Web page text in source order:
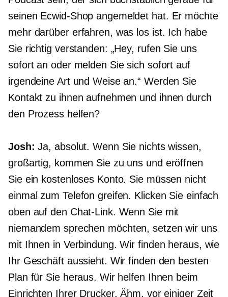
seinen Ecwid-Shop angemeldet hat. Er möchte
mehr darüber erfahren, was los ist. Ich habe
Sie richtig verstanden: „Hey, rufen Sie uns
sofort an oder melden Sie sich sofort auf
irgendeine Art und Weise an.“ Werden Sie
Kontakt zu ihnen aufnehmen und ihnen durch
den Prozess helfen?
Josh: Ja, absolut. Wenn Sie nichts wissen,
großartig, kommen Sie zu uns und eröffnen
Sie ein kostenloses Konto. Sie müssen nicht
einmal zum Telefon greifen. Klicken Sie einfach
oben auf den Chat-Link. Wenn Sie mit
niemandem sprechen möchten, setzen wir uns
mit Ihnen in Verbindung. Wir finden heraus, wie
Ihr Geschäft aussieht. Wir finden den besten
Plan für Sie heraus. Wir helfen Ihnen beim
Einrichten Ihrer Drucker. Ähm, vor einiger Zeit